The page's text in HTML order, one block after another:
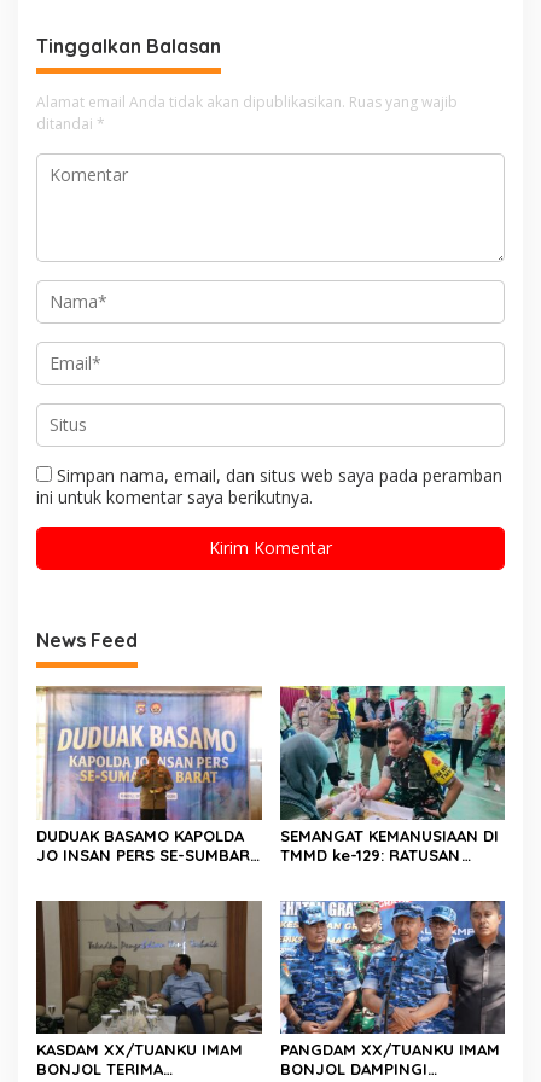
Tinggalkan Balasan
Alamat email Anda tidak akan dipublikasikan. Ruas yang wajib
ditandai *
Simpan nama, email, dan situs web saya pada peramban
ini untuk komentar saya berikutnya.
News Feed
DUDUAK BASAMO KAPOLDA
JO INSAN PERS SE-SUMBAR,
Polri dan Media Demi
Kepentingan Masyarakat
SEMANGAT KEMANUSIAAN DI
TMMD ke-129: RATUSAN
KASDAM XX/TUANKU IMAM
BONJOL TERIMA
PANGDAM XX/TUANKU IMAM
BONJOL DAMPINGI